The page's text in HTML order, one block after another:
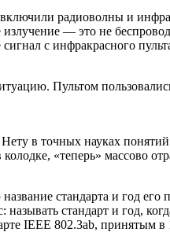
радиоволны и
— это не
с инфракрасного
Пультом
в точных науках
«теперь» массово
стандарта и год
стандарт и год,
IEEE 802.3ab, принятым